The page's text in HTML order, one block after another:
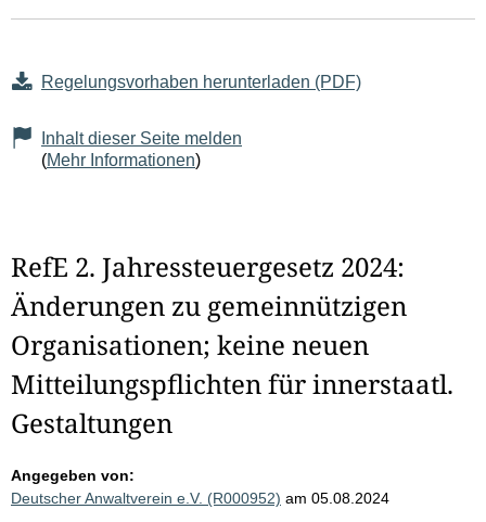
Regelungsvorhaben herunterladen (PDF)
Inhalt dieser Seite melden
(Mehr Informationen)
RefE 2. Jahressteuergesetz 2024:
Änderungen zu gemeinnützigen
Organisationen; keine neuen
Mitteilungspflichten für innerstaatl.
Gestaltungen
Angegeben von:
Deutscher Anwaltverein e.V. (R000952) am 05.08.2024